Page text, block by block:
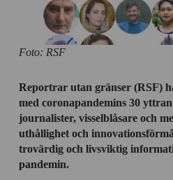
Foto: RSF
Reportrar utan gränser (RSF)
med coronapandemins 30
journalister, visselblåsare och
uthållighet och
trovärdig och livsviktig
pandemin.